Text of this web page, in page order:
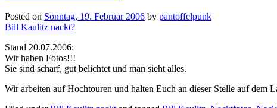
Posted on Sonntag, 19. Februar 2006 by pantoffelpunk
Bill Kaulitz nackt?
Stand 20.07.2006:
Wir haben Fotos!!!
Sie sind scharf, gut belichtet und man sieht alles.
Wir arbeiten auf Hochtouren und halten Euch an dieser Stelle auf dem